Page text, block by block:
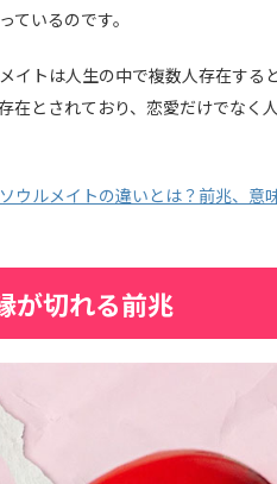
ているのです。
イトは人生の中で複数人存在する
在とされており、恋愛だけでなく
ウルメイトの違いとは？前兆、
が切れる前兆